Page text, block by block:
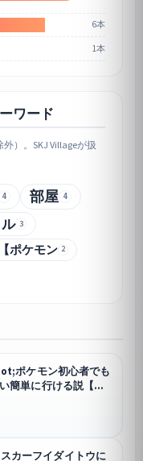
6本
1本
ワード
）。SKJ Villageが扱
4 部屋 4
3
【ポケモン 2
ポケモン初心者でも
簡単に行ける説【ポ
カーフイダイトウに